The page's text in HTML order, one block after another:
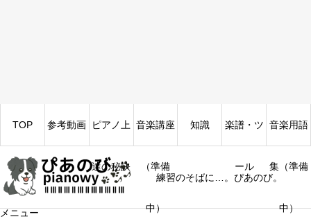
練習のそばに…。ぴあのび。
メニュー
TOP 参考動画 ピアノ上
達の秘訣
音楽講座
（準備
中）
知識 楽譜・ツ
ール
音楽用語
集（準備
中）